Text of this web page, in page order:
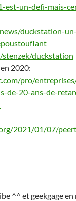
est-un-defi-mais-
duckstation-
duckstation
2020:
pro/
de-20-ans-de-
2021/01/07/
^^ et geekgage en